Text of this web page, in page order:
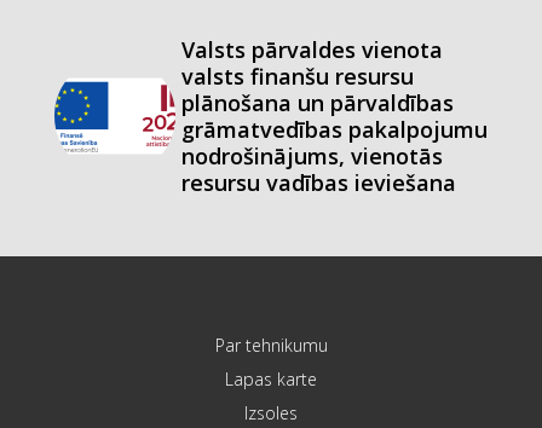
Valsts pārvaldes vienota
valsts finanšu resursu
plānošana un pārvaldības
grāmatvedības pakalpojumu
nodrošinājums, vienotās
resursu vadības ieviešana
Par tehnikumu
Lapas karte
Izsoles